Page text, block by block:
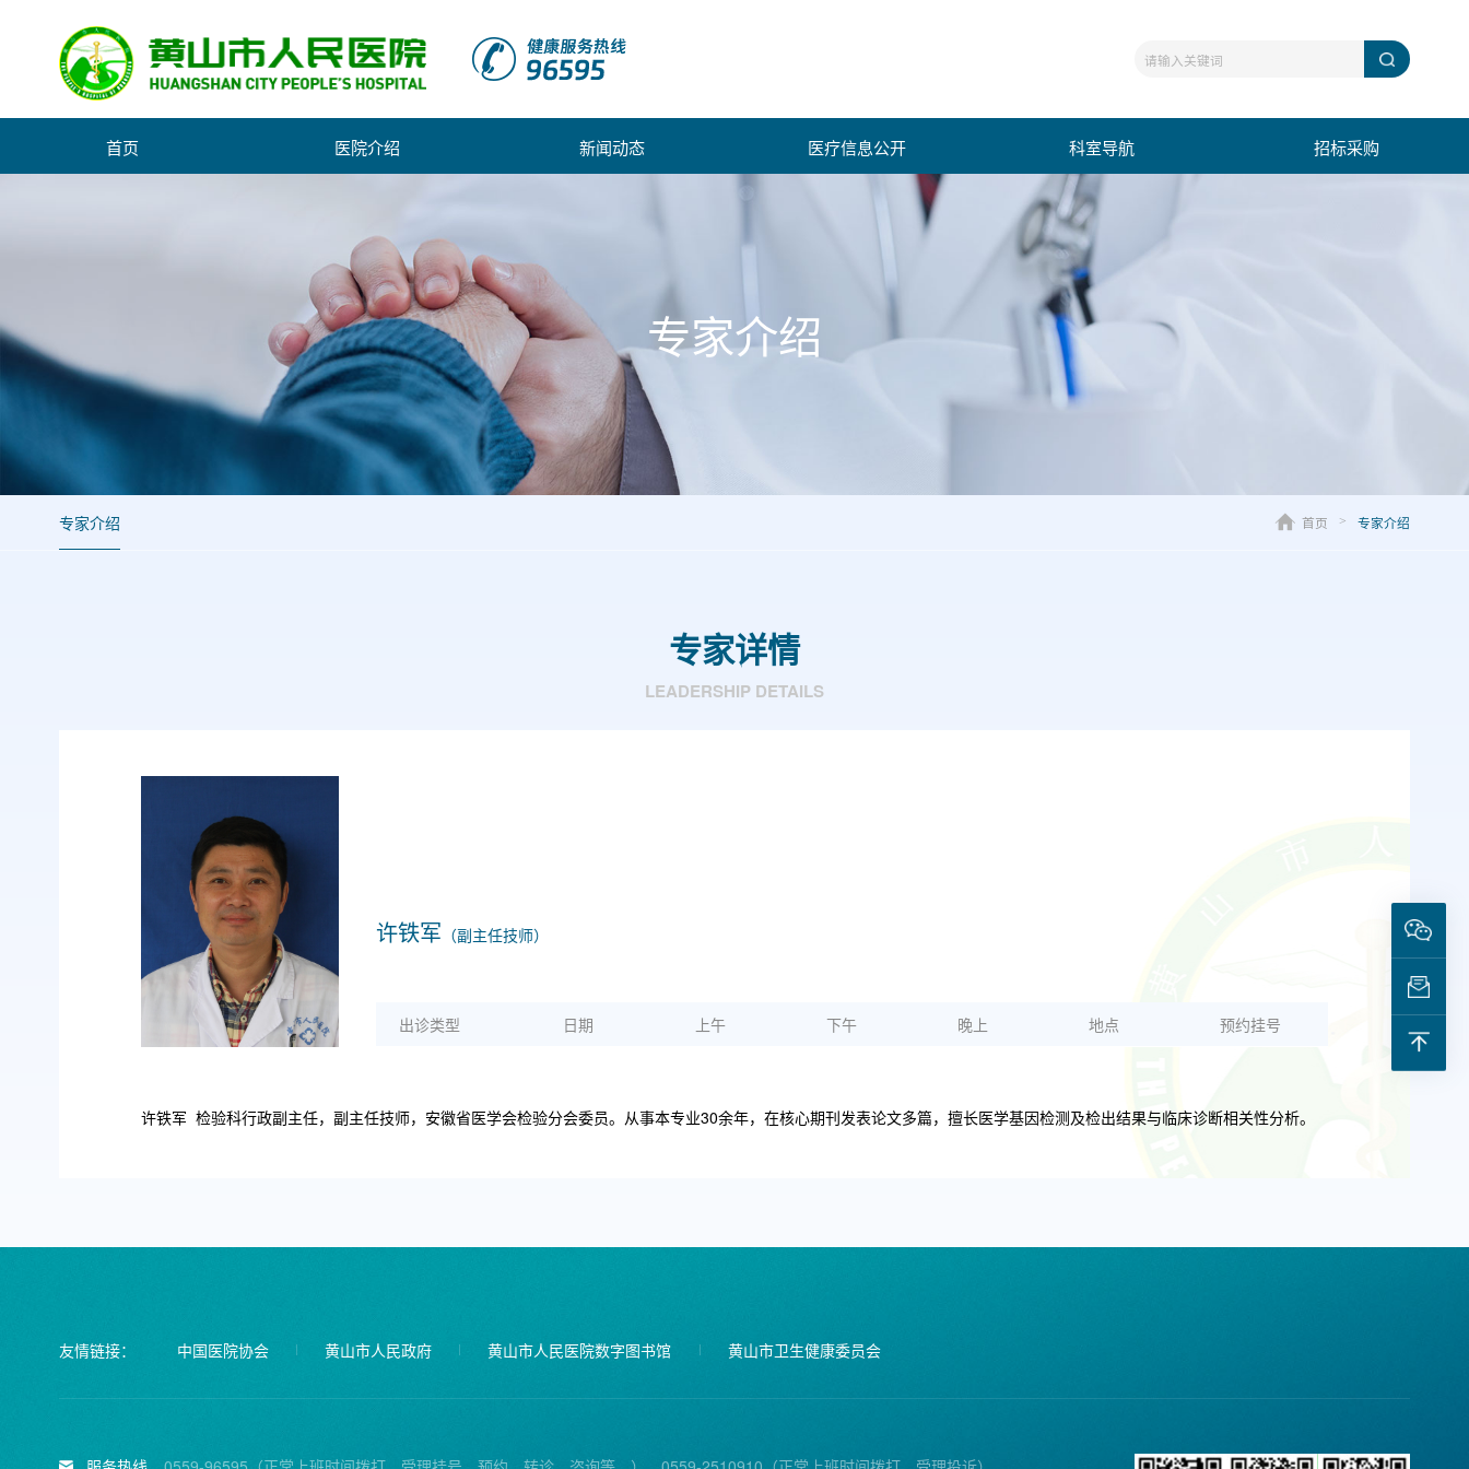
首页 医院介绍 新闻动态 医疗信息公开 科室导航 招标采购
专家介绍
专家介绍 首页 > 专家介绍
专家详情
LEADERSHIP DETAILS
许铁军 （副主任技师）
出诊类型 日期 上午 下午 晚上 地点 预约挂号
许铁军 检验科行政副主任，副主任技师，安徽省医学会检验分会委员。从事本专业30余年，在核心期刊发表论文多篇，擅长医学基因检测及检出结果与临床诊断相关性分析。
友情链接： 中国医院协会 黄山市人民政府 黄山市人民医院数字图书馆 黄山市卫生健康委员会